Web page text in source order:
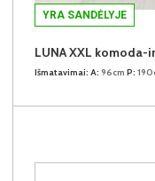
YRA SANDĖLYJE
LUNA XXL komoda-
Išmatavimai: A: 96cm P: